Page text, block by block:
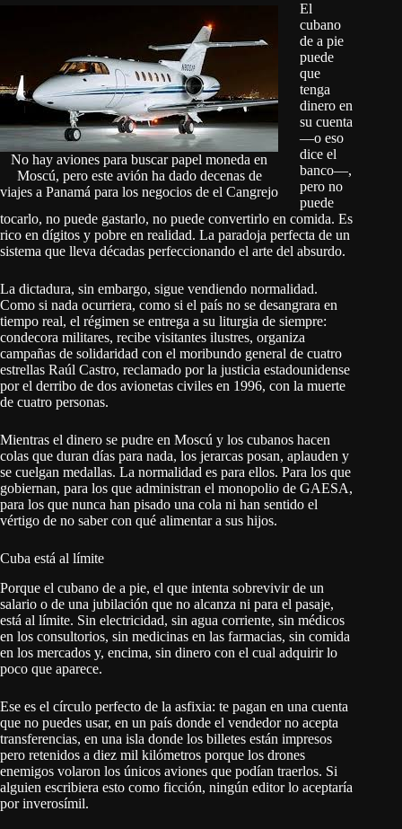
No hay aviones para buscar papel moneda en
Moscú, pero este avión ha dado decenas de
viajes a Panamá para los negocios de el Cangrejo
El
cubano
de a pie
puede
que
tenga
dinero en
su cuenta
—o eso
dice el
banco—,
pero no
puede
tocarlo, no puede gastarlo, no puede convertirlo en comida. Es
rico en dígitos y pobre en realidad. La paradoja perfecta de un
sistema que lleva décadas perfeccionando el arte del absurdo.
La dictadura, sin embargo, sigue vendiendo normalidad.
Como si nada ocurriera, como si el país no se desangrara en
tiempo real, el régimen se entrega a su liturgia de siempre:
condecora militares, recibe visitantes ilustres, organiza
campañas de solidaridad con el moribundo general de cuatro
estrellas Raúl Castro, reclamado por la justicia estadounidense
por el derribo de dos avionetas civiles en 1996, con la muerte
de cuatro personas.
Mientras el dinero se pudre en Moscú y los cubanos hacen
colas que duran días para nada, los jerarcas posan, aplauden y
se cuelgan medallas. La normalidad es para ellos. Para los que
gobiernan, para los que administran el monopolio de GAESA,
para los que nunca han pisado una cola ni han sentido el
vértigo de no saber con qué alimentar a sus hijos.
Cuba está al límite
Porque el cubano de a pie, el que intenta sobrevivir de un
salario o de una jubilación que no alcanza ni para el pasaje,
está al límite. Sin electricidad, sin agua corriente, sin médicos
en los consultorios, sin medicinas en las farmacias, sin comida
en los mercados y, encima, sin dinero con el cual adquirir lo
poco que aparece.
Ese es el círculo perfecto de la asfixia: te pagan en una cuenta
que no puedes usar, en un país donde el vendedor no acepta
transferencias, en una isla donde los billetes están impresos
pero retenidos a diez mil kilómetros porque los drones
enemigos volaron los únicos aviones que podían traerlos. Si
alguien escribiera esto como ficción, ningún editor lo aceptaría
por inverosímil.